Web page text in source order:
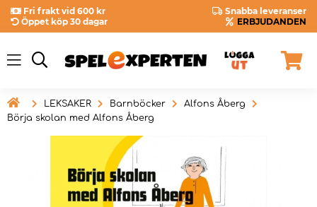
Fri frakt vid 600 kr
Snabba leveranser
Öppet köp 30 dagar
ERBJUDANDEN
 LEKSAKER Barnböcker
Alfons Åberg
Börja skolan med Alfons Åberg